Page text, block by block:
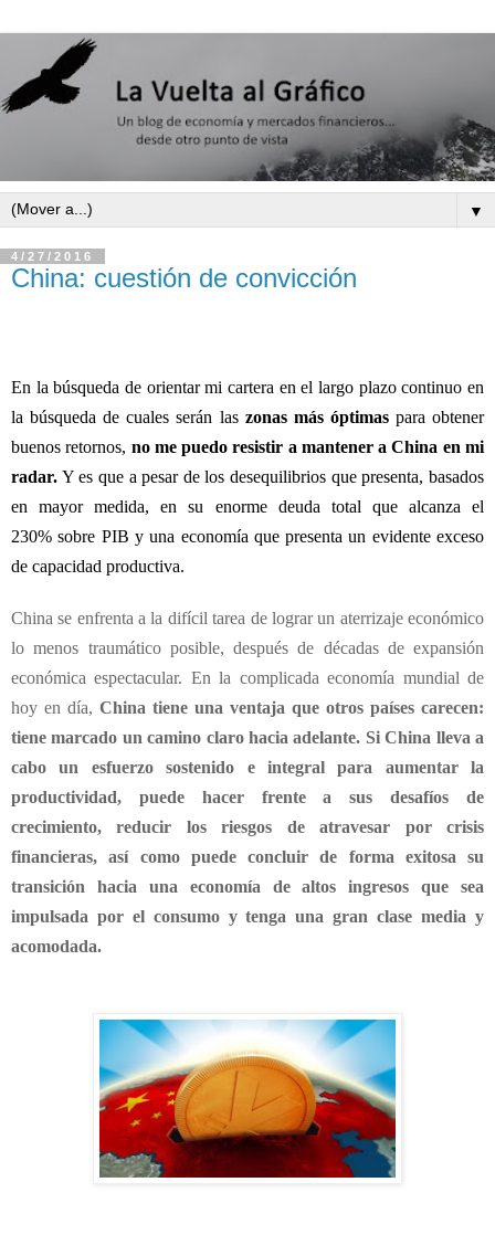
▼
4/27/2016
China: cuestión de convicción
En la búsqueda de orientar mi cartera en el largo plazo continuo en
la búsqueda de cuales serán las zonas más óptimaspara obtener
buenos retornos, no me puedo resistir a mantener a China en mi
radar. Y es que a pesar de los desequilibrios que presenta, basados
en mayor medida, en su enorme deuda total que alcanza el
230% sobre PIB y una economía que presenta un evidente exceso
de capacidad productiva.
China se enfrenta a la difícil tarea de lograr un aterrizaje económico
lo menos traumático posible, después de décadas de expansión
económica espectacular. En la complicada economía mundial de
hoy en día, China tiene una ventaja que otros países carecen:
tiene marcado un camino claro hacia adelante. Si China lleva a
cabo un esfuerzo sostenido e integral para aumentar la
productividad, puede hacer frente a sus desafíos de
crecimiento, reducir los riesgos de atravesar por crisis
financieras, así como puede concluir de forma exitosa su
transición hacia una economía de altos ingresos que sea
impulsada por el consumo y tenga una gran clase media y
acomodada.